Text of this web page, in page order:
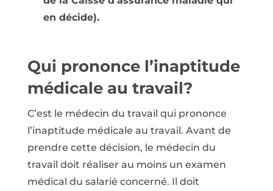
en décide).
Qui prononce l’inaptitude
médicale au travail?
C’est le médecin du travail qui prononce
l’inaptitude médicale au travail. Avant de
prendre cette décision, le médecin du
travail doit réaliser au moins un examen
médical du salarié concerné. Il doit